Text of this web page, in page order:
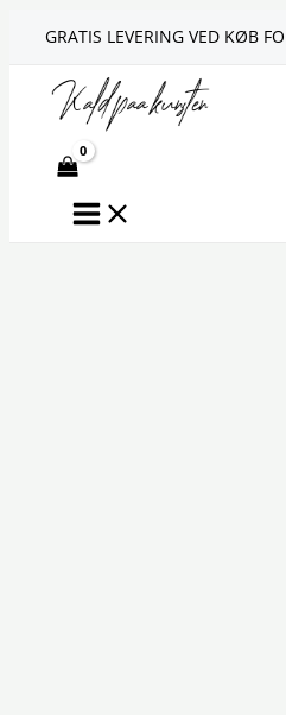
indholdet
GRATIS LEVERING VED KØB